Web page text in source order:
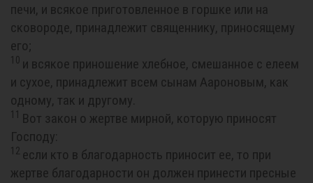
печи, и всякое приготовленное в горшке или на
сковороде, принадлежит священнику, приносящему
его;
10 и всякое приношение хлебное, смешанное с елеем
и сухое, принадлежит всем сынам Аароновым, как
одному, так и другому.
Вот закон о жертве мирной, которую приносят
Господу:
12 если кто в благодарность приносит ее, то при
жертве благодарности он должен принести пресные